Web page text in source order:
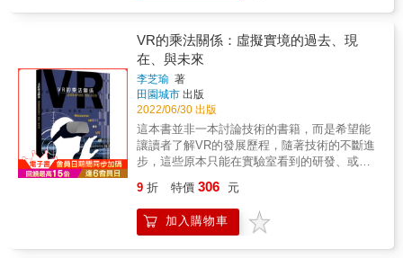
●【辦公大樓】勞氏大樓──是金融市場的靈活
機器，也照顧行路人的樂趣 ●【法院】波爾多
法院──把法院設計成一所法律學校，而不是罪
與罰的堡壘 ●【機場】希斯洛機場第五航廈──
只要用大螺栓和支架就能固定住的輕量、寬
鬆、優雅的「穀倉」，結構勇壯又易更動，足
以應付下一波空中旅行變革 ●【工廠】信賴控
制工廠──辦公室和作業樓層都在同一棟，首創
工廠民主精神先例；隨拆即用，隨時因應各種
變更與擴建的「漂亮棚子」 ●【住宅】Y 立方
積木一樣拼裝組成，成本六萬英鎊 &
天世界上一個特殊的場所，使我們與不可量度
的抽象世界連結。這神聖的光線，浮現於日光
與結構的交會之處。 ◇ 假如我們能夠在未來的
結構中去隔離機械的設備管線，好像它們也有
屬於自己的美學價值，就如同空間也有屬於自
己的美學定位，我們也就不需要有任何在建築
中隱藏設備的藉口。 ◇ 構造體是一座在自然光
線底下的設計成品，拱頂、穹窿、拱與柱子均
是呼應陽光特質的構造體。自然光藉著季節與
四時推移，細膩的光線變化賦予空間不同的氣
有趣生平。 書中以精美插圖展示他們的主要成
就， 包括機械、建築、橋梁或是重大的技術革
新， 更以引人入勝的內容探討這些工程師如何
突破困境，獲致成功。 從高聳入雲的摩天大
樓、大型強子對撞機，一直到矽晶片和微小的
奈米碳管&hellip;&hellip;， 我們居住的世界不
斷地經過工程形塑，為我們帶來更多便捷與舒
適， 提升了生活品質，造福未來。 如果你曾經
想過「那是誰做的？」 那麼，在本書中就可以
找到答案！ 《50位史上最偉大的建築師》 建
是唯一讓我們不得不親自參與的藝術形式。 那
些被我們推崇的偉大建築師，比起在其他領域
的專業人士， 更有可能影響我們的日常生活。
日本這個多元之地的映象。 更進一步追溯這映
象的源頭，可以在日本各地方的背後看到亞洲
的多樣性。」 【與隈研吾的文字一同漫遊於東
京的每一條街道】 青山‧神宮外苑 青山的森林
裡還住著我的朋友作家村上春樹。 村上春樹在
千駄谷的鳩森神社附近開了一家爵士樂酒吧，
經營了四年。 他也是個渴望受到森林庇護的溫
柔而靦腆的人。 中目黑 目黑川沿岸有一處小工
廠區，骯髒但迷人，我受託在這裡為星巴克設
計店面。 男子氣概十足，又有點壞壞的男團
個團體的本質。 六本木 二戰後受美國占領期
間，軍隊染上了美國的色彩， 六本木以軍隊為
媒介，逐漸成為帶有美國色彩的地區。 比方
數百年來移民與殖民下孕育出的多元混成文
化，在信仰空間的演變上表露無遺，基督信仰
的一神論觀點與外來殖民思想和本土文化的矛
盾與衝突，讓宣教過程與表達形式必須採取彈
性與包容，才得以融入城鄉與前進地方。因此
教堂空間思想與設計形式在移植的過程容易產
生持續的變異（mutate）與適應（adapt），使
得台灣的教堂不論在哪個時期，相較於西方教
堂承繼宗教派別與其建築類型的主體性脈絡，
風格與規制、崇高與神聖，並非這些台灣在地
同與突破本位主義，而更富有一種因時制宜、
因地制宜的邊緣實驗性格。聖經中基督「道成
肉身」（incarnation）的神學觀點或許可以為
VR的乘法關係：虛擬實境的過去、現
在、與未來
李芝瑜 著
田園城市 出版
2022/06/30 出版
這本書並非一本討論技術的書籍，而是希望能
讓讀者了解VR的發展歷程，隨著技術的不斷進
步，這些原本只能在實驗室看到的研發、或是
術，並應用於大眾的日常生活中。回溯到本書
的主題「VR的乘法關係」，我們可以理解為現
在最熱搜的元宇宙其實也是VR的一種乘法關係
9 折 特價 306 元
加入購物車